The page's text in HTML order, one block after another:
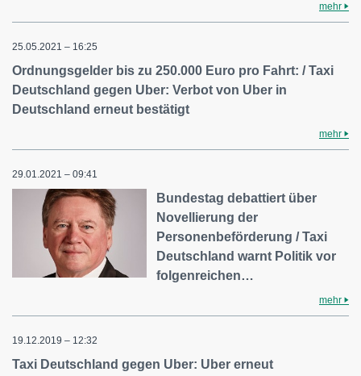
mehr
25.05.2021 – 16:25
Ordnungsgelder bis zu 250.000 Euro pro Fahrt: / Taxi
Deutschland gegen Uber: Verbot von Uber in
Deutschland erneut bestätigt
mehr
29.01.2021 – 09:41
Bundestag debattiert über
Novellierung der
Personenbeförderung / Taxi
Deutschland warnt Politik vor
folgenreichen…
mehr
19.12.2019 – 12:32
Taxi Deutschland gegen Uber: Uber erneut